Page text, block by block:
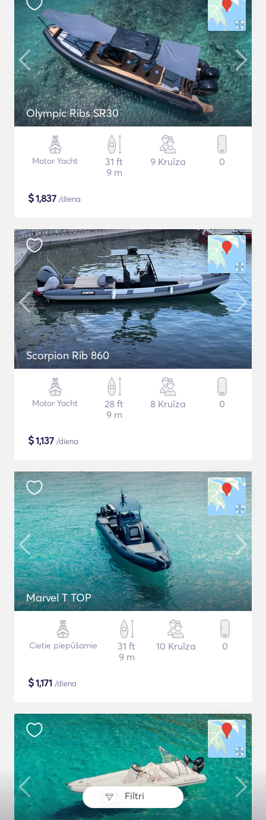
Filtri
Olympic Ribs SR30
Motor Yacht
31 ft
9 m
9 Kruīza 0
$1,837 /diena
Scorpion Rib 860
Motor Yacht
28 ft
9 m
8 Kruīza 0
$1,137 /diena
Marvel T TOP
Cietie piepūšamie
31 ft
9 m
10 Kruīza 0
$1,171 /diena